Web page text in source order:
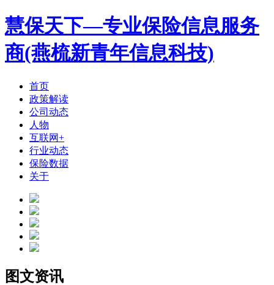
慧保天下—专业保险信息服务
商(燕梳新青年信息科技)
首页
政策解读
公司动态
人物
互联网+
行业动态
保险数据
关于
图文资讯